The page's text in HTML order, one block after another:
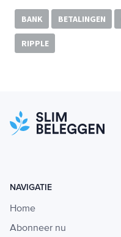
BANK BETALINGEN
RIPPLE
NAVIGATIE
Home
Abonneer nu